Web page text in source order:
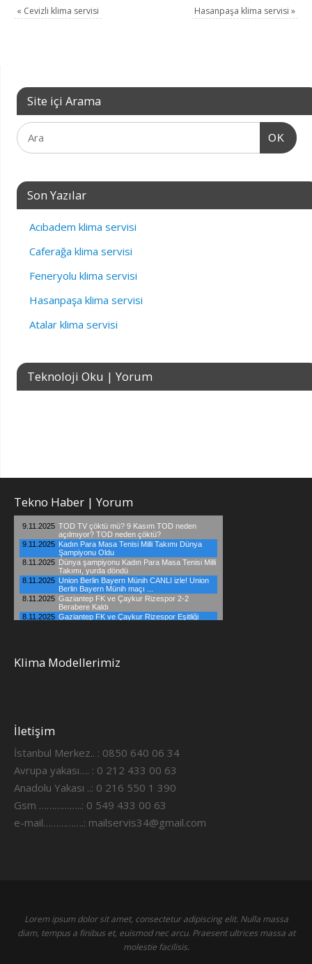
« Cevizli klima servisi Hasanpaşa klima servisi »
Site içi Arama
OK
Son Yazılar
Acıbadem klima servisi
Caferağa klima servisi
Feneryolu klima servisi
Hasanpaşa klima servisi
Atalar klima servisi
Teknoloji Oku | Yorum
Tekno Haber | Yorum
Klima Modellerimiz
İletişim
İstanbul Merkez.. : 0850 640 06 34
Avrupa yakası…. : 0 212 433 00 63
Anadolu Yakası ..: 0 216 550 1 390
Gsm ……………..: 0 549 433 00 63
e-mail…………….: mailservis34@gmail.com
Lorem ipsum dolor sit amet, consectetur adipiscing elit. Nulla massa
diam, tempus a finibus et, euismod nec arcu. Praesent ultrices massa at
molestie facilisis.